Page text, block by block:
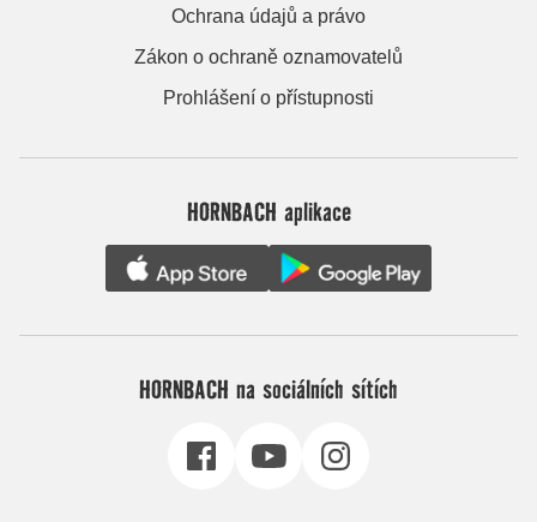
Ochrana údajů a právo
Zákon o ochraně oznamovatelů
Prohlášení o přístupnosti
HORNBACH aplikace
HORNBACH na sociálních sítích